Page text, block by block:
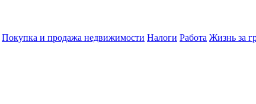
Покупка и продажа недвижимости Налоги Работа Жизнь за